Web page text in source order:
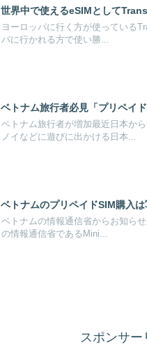
世界中で使えるeSIMとして
ヨーロッパに行く方が使っている
パに行かれる方で使い勝...
ベトナム旅行者必見「プリペイ
ベトナム旅行者が増加最近日本か
ノイなどに遊びに出かける日本...
ベトナムのプリペイドSIM購入
ベトナムの情報通信省からお知ら
の情報通信省であるMini...
スポンサー